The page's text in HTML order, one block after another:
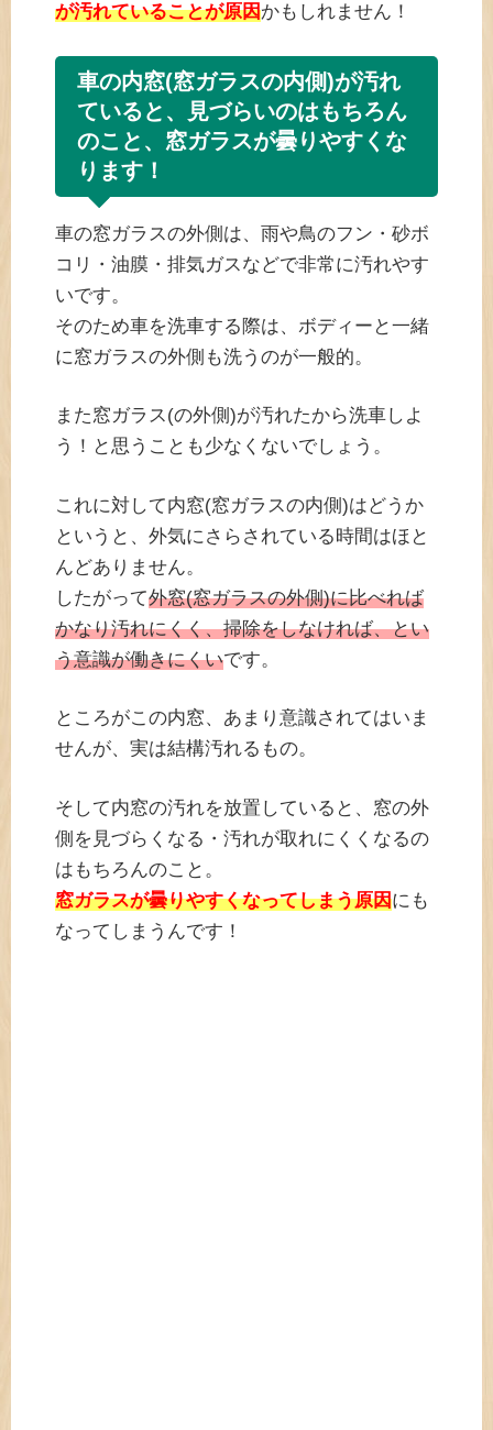
が汚れていることが原因かもしれません！
車の内窓(窓ガラスの内側)が汚れ
ていると、見づらいのはもちろん
のこと、窓ガラスが曇りやすくな
ります！
車の窓ガラスの外側は、雨や鳥のフン・砂ボ
コリ・油膜・排気ガスなどで非常に汚れやす
いです。
そのため車を洗車する際は、ボディーと一緒
に窓ガラスの外側も洗うのが一般的。
また窓ガラス(の外側)が汚れたから洗車しよ
う！と思うことも少なくないでしょう。
これに対して内窓(窓ガラスの内側)はどうか
というと、外気にさらされている時間はほと
んどありません。
したがって外窓(窓ガラスの外側)に比べれば
かなり汚れにくく、掃除をしなければ、とい
う意識が働きにくいです。
ところがこの内窓、あまり意識されてはいま
せんが、実は結構汚れるもの。
そして内窓の汚れを放置していると、窓の外
側を見づらくなる・汚れが取れにくくなるの
はもちろんのこと。
窓ガラスが曇りやすくなってしまう原因にも
なってしまうんです！